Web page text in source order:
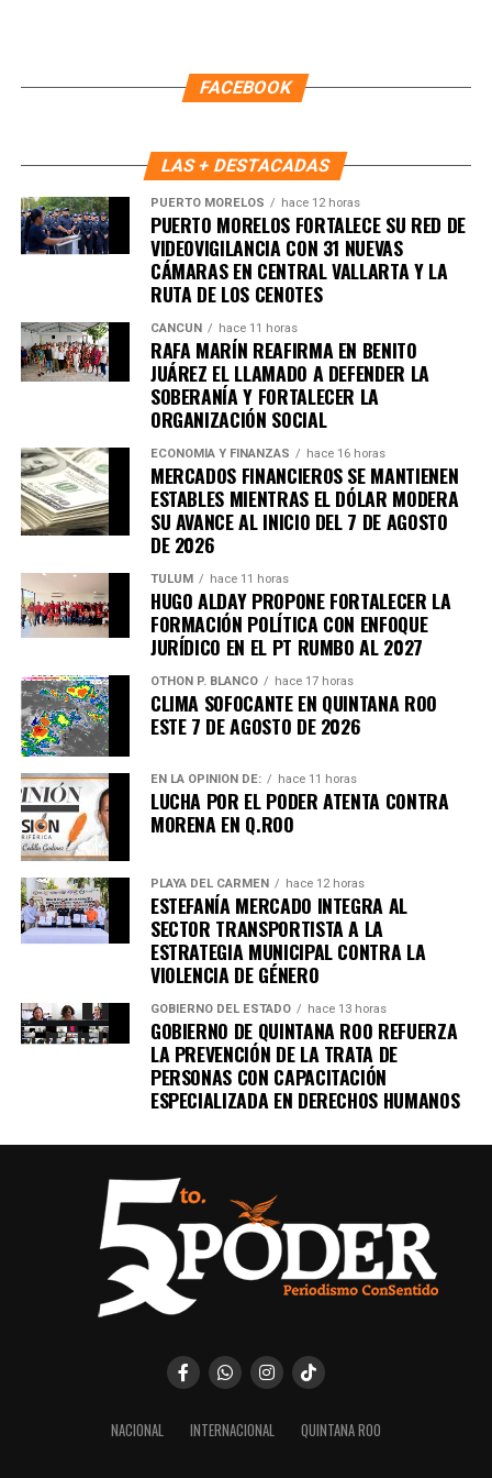
traicionar al pueblo”deben seguir guiando la vida pública
Recibe las noticias al instante
Únete al canal oficial de WhatsApp de
Quinto Podery recibe las noticias más
importantes de Quintana Roo directamente
en tu teléfono.
Unirme al canal de WhatsApp
FACEBOOK
LAS + DESTACADAS
PUERTO MORELOS hace 12 horas
PUERTO MORELOS FORTALECE SU RED DE
VIDEOVIGILANCIA CON 31 NUEVAS
CÁMARAS EN CENTRAL VALLARTA Y LA
RUTA DE LOS CENOTES
CANCÚN hace 11 horas
RAFA MARÍN REAFIRMA EN BENITO
JUÁREZ EL LLAMADO A DEFENDER LA
SOBERANÍA Y FORTALECER LA
ORGANIZACIÓN SOCIAL
ECONOMÍA Y FINANZAS hace 16 horas
MERCADOS FINANCIEROS SE MANTIENEN
ESTABLES MIENTRAS EL DÓLAR MODERA
SU AVANCE AL INICIO DEL 7 DE AGOSTO
DE 2026
TULUM hace 11 horas
HUGO ALDAY PROPONE FORTALECER LA
FORMACIÓN POLÍTICA CON ENFOQUE
JURÍDICO EN EL PT RUMBO AL 2027
OTHON P. BLANCO hace 17 horas
CLIMA SOFOCANTE EN QUINTANA ROO
ESTE 7 DE AGOSTO DE 2026
EN LA OPINIÓN DE: hace 11 horas
LUCHA POR EL PODER ATENTA CONTRA
MORENA EN Q.ROO
PLAYA DEL CARMEN hace 12 horas
ESTEFANÍA MERCADO INTEGRA AL
SECTOR TRANSPORTISTA A LA
ESTRATEGIA MUNICIPAL CONTRA LA
VIOLENCIA DE GÉNERO
GOBIERNO DEL ESTADO hace 13 horas
GOBIERNO DE QUINTANA ROO REFUERZA
LA PREVENCIÓN DE LA TRATA DE
PERSONAS CON CAPACITACIÓN
ESPECIALIZADA EN DERECHOS HUMANOS
NACIONAL INTERNACIONAL QUINTANA ROO